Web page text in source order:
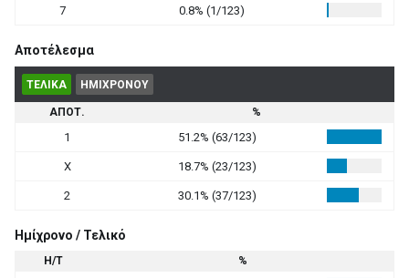
7 0.8% (1/123)
Αποτέλεσμα
ΤΕΛΙΚΑ ΗΜΙΧΡΟΝΟΥ
ΑΠΟΤ. %
1 51.2% (63/123)
X 18.7% (23/123)
2 30.1% (37/123)
Ημίχρονο / Τελικό
Η/Τ %